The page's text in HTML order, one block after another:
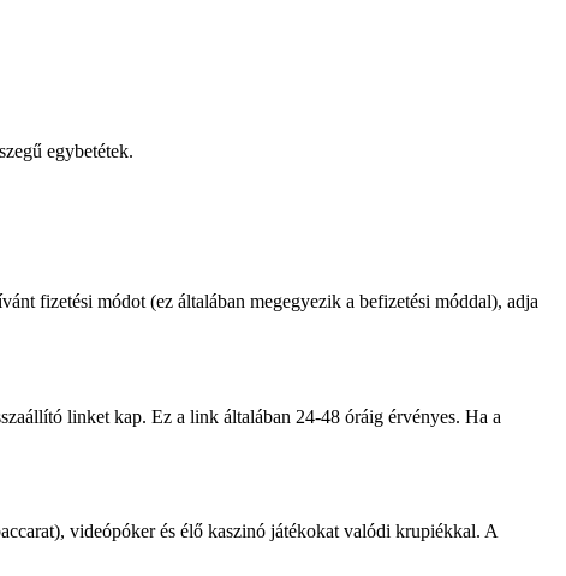
egybetétek.
fizetési módot (ez általában megegyezik a befizetési móddal), adja
linket kap. Ez a link általában 24-48 óráig érvényes. Ha a
videópóker és élő kaszinó játékokat valódi krupiékkal. A